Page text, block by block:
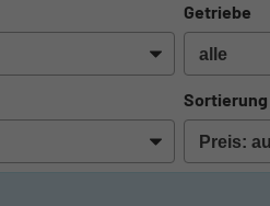
Getriebe
Sortierung